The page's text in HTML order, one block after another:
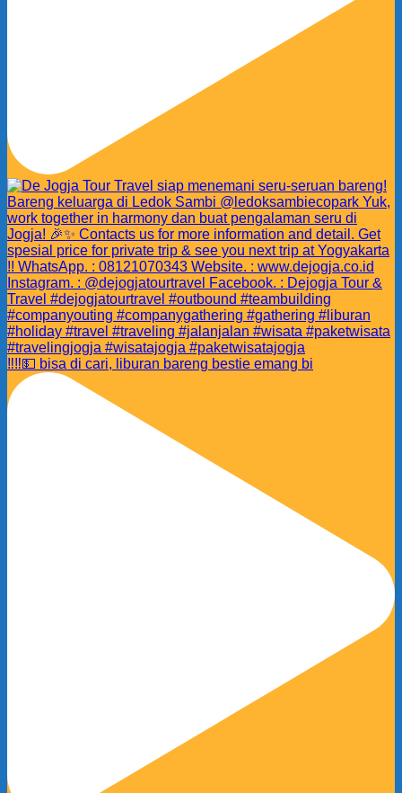
‼️‼️💵 bisa di cari, liburan bareng bestie emang bi